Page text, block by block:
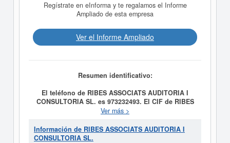
Regístrate en eInforma y te regalamos el Informe
Ampliado de esta empresa
Ver el Informe Ampliado
Resumen identificativo:
El teléfono de RIBES ASSOCIATS AUDITORIA I
CONSULTORIA SL. es 973232493. El CIF de RIBES
ASSOCIATS AUDITORIA I CONSULTORIA SL. es
B25317025.Esta empresa tiene como propósito
SERVICIOS RELACIONADOS CON EL
ASESORAMIENTO EMPRESARIAL, TANTO A
Ver más >
Información de RIBES ASSOCIATS AUDITORIA I
CONSULTORIA SL.